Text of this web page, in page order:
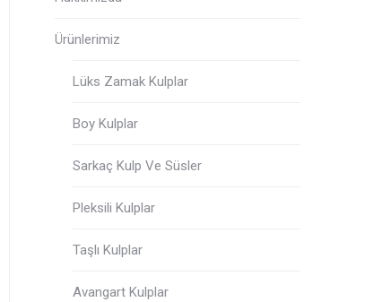
Ürünlerimiz
Lüks Zamak Kulplar
Boy Kulplar
Sarkaç Kulp Ve Süsler
Pleksili Kulplar
Taşlı Kulplar
Avangart Kulplar